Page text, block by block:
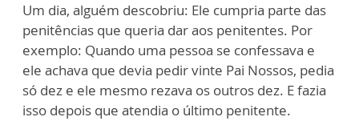
Um dia, alguém descobriu: Ele cumpria parte das
penitências que queria dar aos penitentes. Por
exemplo: Quando uma pessoa se confessava e
ele achava que devia pedir vinte Pai Nossos, pedia
só dez e ele mesmo rezava os outros dez. E fazia
isso depois que atendia o último penitente.